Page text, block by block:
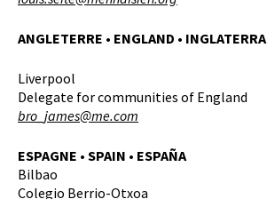
ANGLETERRE • ENGLAND • INGLATERRA
Liverpool
Delegate for communities of England
bro_james@me.com
ESPAGNE • SPAIN • ESPAÑA
Bilbao
Colegio Berrio-Otxoa